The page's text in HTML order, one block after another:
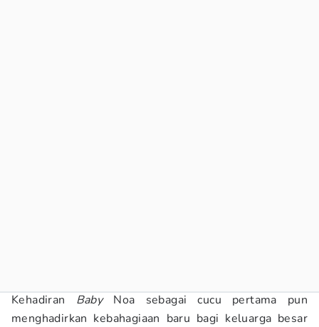
Kehadiran BabyNoa sebagai cucu pertama pun
menghadirkan kebahagiaan baru bagi keluarga besar